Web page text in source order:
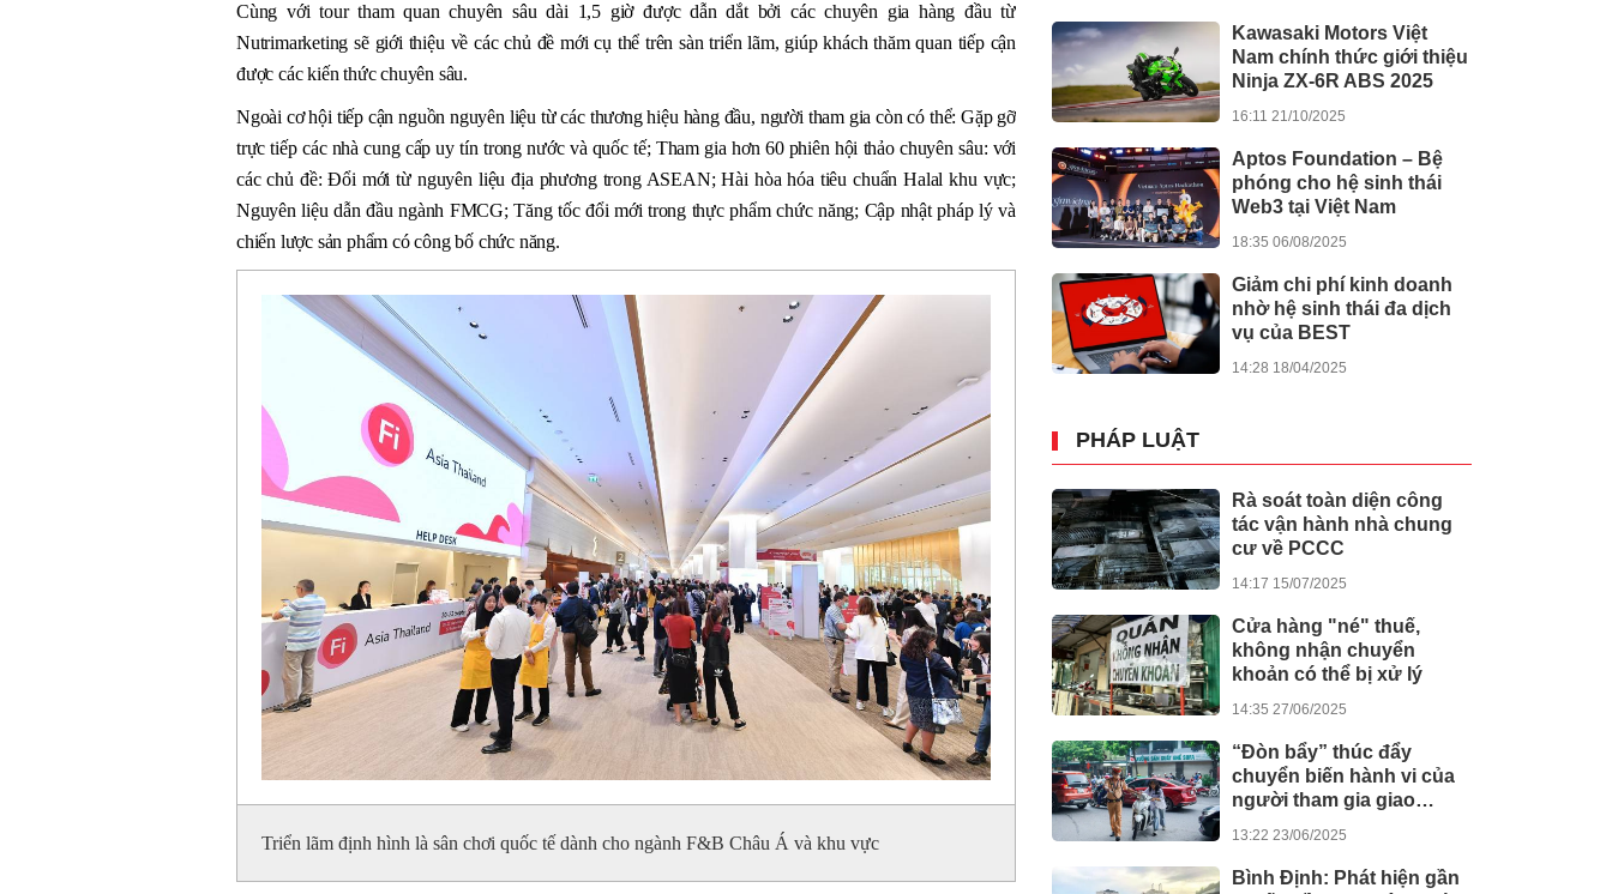
Cùng với tour tham quan chuyên sâu dài 1,5 giờ được dẫn dắt bởi các chuyên gia hàng đầu từ
Nutrimarketing sẽ giới thiệu về các chủ đề mới cụ thể trên sàn triển lãm, giúp khách thăm quan tiếp cận
được các kiến thức chuyên sâu.
Ngoài cơ hội tiếp cận nguồn nguyên liệu từ các thương hiệu hàng đầu, người tham gia còn có thể: Gặp gỡ
trực tiếp các nhà cung cấp uy tín trong nước và quốc tế; Tham gia hơn 60 phiên hội thảo chuyên sâu: với
các chủ đề: Đổi mới từ nguyên liệu địa phương trong ASEAN; Hài hòa hóa tiêu chuẩn Halal khu vực;
Nguyên liệu dẫn đầu ngành FMCG; Tăng tốc đổi mới trong thực phẩm chức năng; Cập nhật pháp lý và
chiến lược sản phẩm có công bố chức năng.
Triển lãm định hình là sân chơi quốc tế dành cho ngành F&B Châu Á và khu vực
Kawasaki Motors Việt
Nam chính thức giới thiệu
Ninja ZX-6R ABS 2025
16:11 21/10/2025
Aptos Foundation – Bệ
phóng cho hệ sinh thái
Web3 tại Việt Nam
18:35 06/08/2025
Giảm chi phí kinh doanh
nhờ hệ sinh thái đa dịch
vụ của BEST
14:28 18/04/2025
PHÁP LUẬT
Rà soát toàn diện công
tác vận hành nhà chung
cư về PCCC
14:17 15/07/2025
Cửa hàng "né" thuế,
không nhận chuyển
khoản có thể bị xử lý
14:35 27/06/2025
“Đòn bẩy” thúc đẩy
chuyển biến hành vi của
người tham gia giao
13:22 23/06/2025
Bình Định: Phát hiện gần